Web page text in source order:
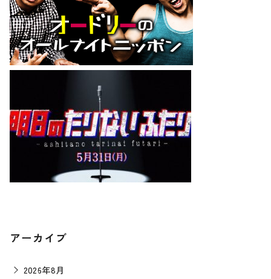
アーカイブ
2026年8月